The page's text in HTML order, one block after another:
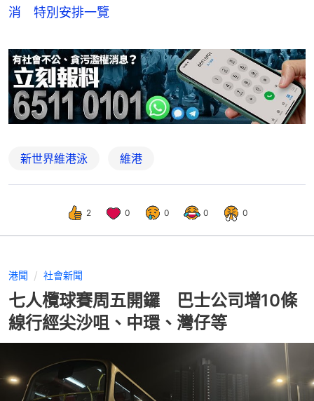
消 特別安排一覽
新世界維港泳 維港
2 0 0 0 0
港聞 社會新聞
七人欖球賽周五開鑼 巴士公司增10條
線行經尖沙咀、中環、灣仔等